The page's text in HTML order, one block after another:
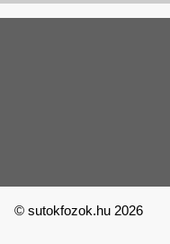
© sutokfozok.hu 2026